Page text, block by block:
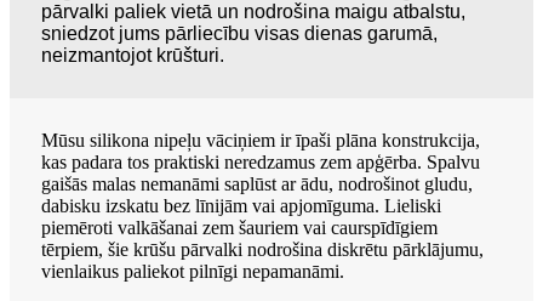
pārvalki paliek vietā un nodrošina maigu atbalstu,
sniedzot jums pārliecību visas dienas garumā,
neizmantojot krūšturi.
Mūsu silikona nipeļu vāciņiem ir īpaši plāna konstrukcija,
kas padara tos praktiski neredzamus zem apģērba. Spalvu
gaišās malas nemanāmi saplūst ar ādu, nodrošinot gludu,
dabisku izskatu bez līnijām vai apjomīguma. Lieliski
piemēroti valkāšanai zem šauriem vai caurspīdīgiem
tērpiem, šie krūšu pārvalki nodrošina diskrētu pārklājumu,
vienlaikus paliekot pilnīgi nepamanāmi.